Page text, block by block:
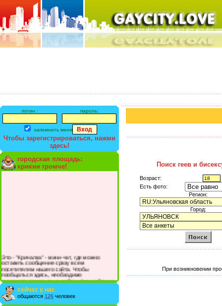
логин : пароль:
запомнить меня
Чтобы зарегистрироваться, нажми
здесь!
городская площадь:
крикни громче!
Это - "Кричалка" - мини-чат, где можно
оставить сообщение сразу всем
посетителям нашего сайта. Чтобы
пообщаться здесь, необходимо
зарегистрироваться на сайте и/или войти со
своими логином и паролем.
сейчас у нас
общаются 126 человек
Поиск геев и
Возраст:
Есть фото:
Регион:
Город:
При возникновении